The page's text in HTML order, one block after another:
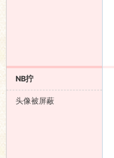
NB拧
头像被屏蔽